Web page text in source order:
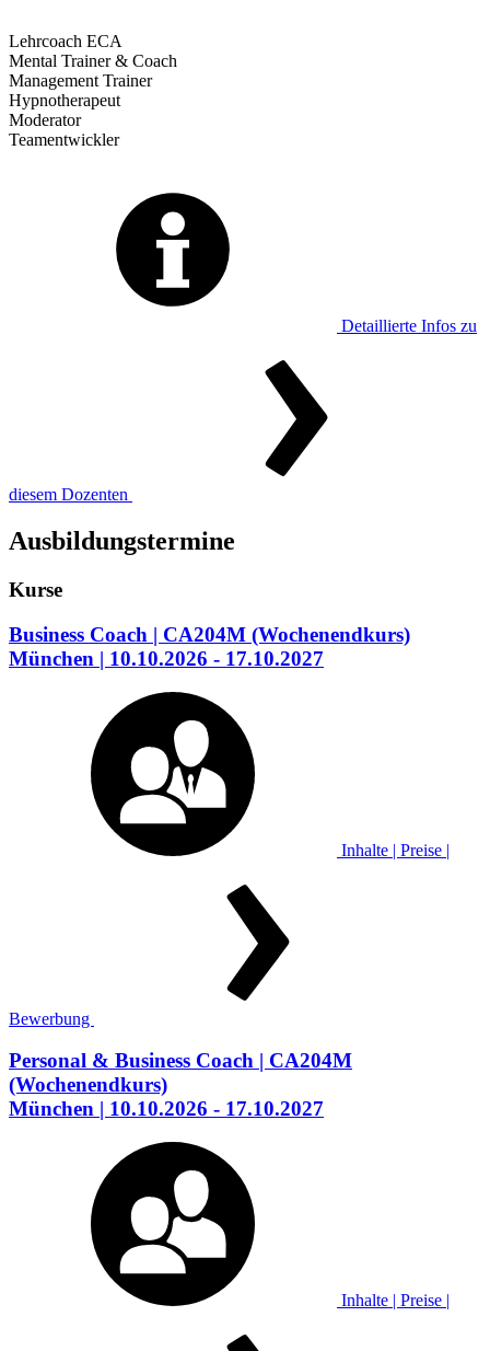
Lehrcoach ECA
Mental Trainer & Coach
Management Trainer
Hypnotherapeut
Moderator
Teamentwickler
Detaillierte Infos zu
diesem Dozenten
Ausbildungstermine
Kurse
Business Coach | CA204M (Wochenendkurs)
München | 10.10.2026 - 17.10.2027
Inhalte | Preise |
Bewerbung
Personal & Business Coach | CA204M
(Wochenendkurs)
München | 10.10.2026 - 17.10.2027
Inhalte | Preise |